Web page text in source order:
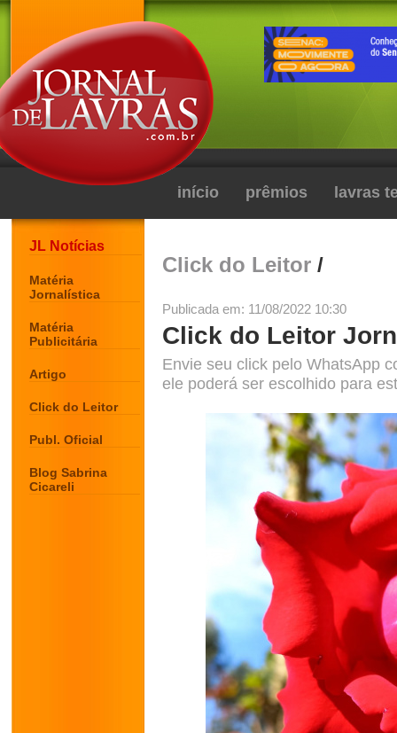
início prêmios lavras
JL Notícias
Matéria
Jornalística
Matéria
Publicitária
Artigo
Click do Leitor
Publ. Oficial
Blog Sabrina
Cicareli
Click do Leitor /
Publicada em: 11/08/2022 10:30
Click do Leitor
Envie seu click pelo WhatsApp
ele poderá ser escolhido para